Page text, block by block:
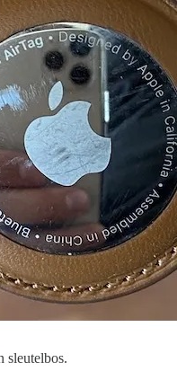
sleutelbos.